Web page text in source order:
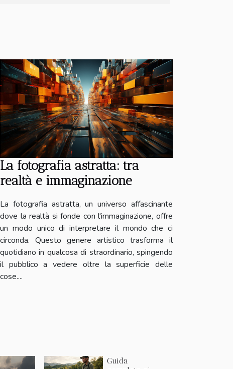
La fotografia astratta: tra
realtà e immaginazione
La fotografia astratta, un universo affascinante
dove la realtà si fonde con l'immaginazione, offre
un modo unico di interpretare il mondo che ci
circonda. Questo genere artistico trasforma il
quotidiano in qualcosa di straordinario, spingendo
il pubblico a vedere oltre la superficie delle
cose....
Guida